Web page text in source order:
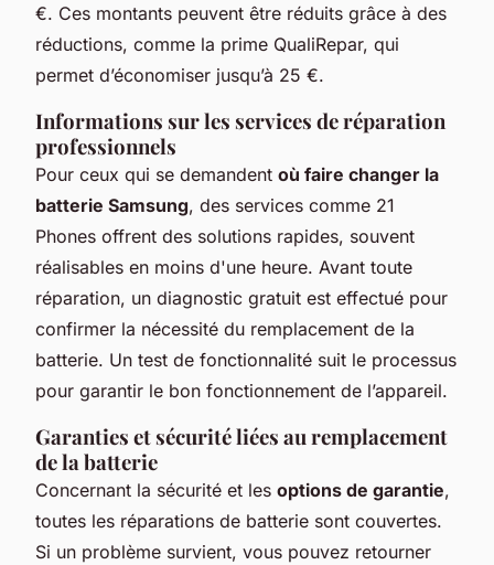
€. Ces montants peuvent être réduits grâce à des
réductions, comme la prime QualiRepar, qui
permet d’économiser jusqu’à 25 €.
Informations sur les services de réparation
professionnels
Pour ceux qui se demandent où faire changer la
batterie Samsung, des services comme 21
Phones offrent des solutions rapides, souvent
réalisables en moins d'une heure. Avant toute
réparation, un diagnostic gratuit est effectué pour
confirmer la nécessité du remplacement de la
batterie. Un test de fonctionnalité suit le processus
pour garantir le bon fonctionnement de l’appareil.
Garanties et sécurité liées au remplacement
de la batterie
Concernant la sécurité et les options de garantie,
toutes les réparations de batterie sont couvertes.
Si un problème survient, vous pouvez retourner